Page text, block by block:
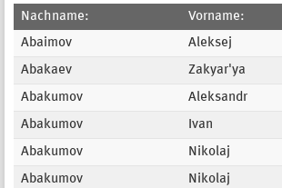
Nachname:
Vorname:
Abaimov
Aleksej
Abakaev
Zakyar'ya
Abakumov
Aleksandr
Abakumov
Ivan
Abakumov
Nikolaj
Abakumov
Nikolaj